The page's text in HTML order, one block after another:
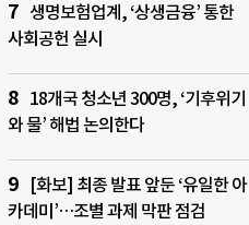
생명보험업계, ‘상생금융’ 통한
사회공헌 실시
18개국 청소년 300명, ‘기후위기
와 물’ 해법 논의한다
[화보] 최종 발표 앞둔 ‘유일한 아
카데미’…조별 과제 막판 점검